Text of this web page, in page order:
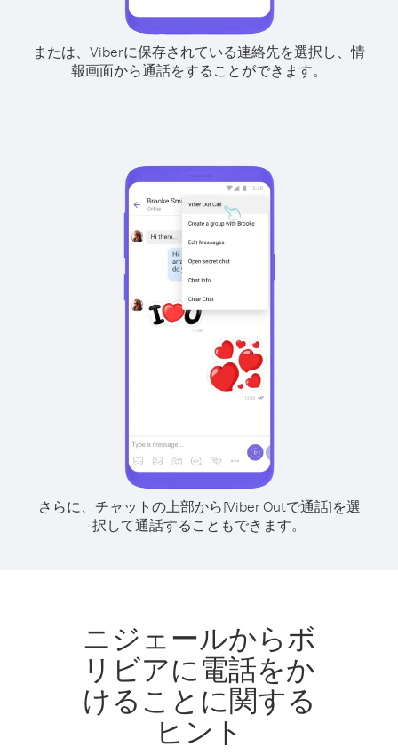
または、Viberに保存されている連絡先を選択し、情
報画面から通話をすることができます。
さらに、チャットの上部から[Viber Outで通話]を選
択して通話することもできます。
ニジェールからボ
リビアに電話をか
けることに関する
ヒント